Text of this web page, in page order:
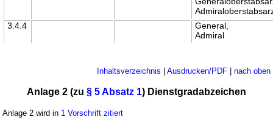
3.4.4
General,
Admiral
Inhaltsverzeichnis | Ausdrucken/PDF| nach oben
Anlage 2 (zu § 5 Absatz 1) Dienstgradabzeichen
Anlage 2 wird in 1 Vorschrift zitiert